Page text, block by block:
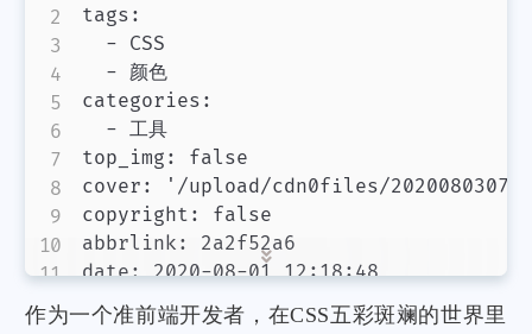
tags:
  - CSS
  - 颜色
categories:
  - 工具
top_img: false
cover: '/upload/cdn0files/
copyright: false
abbrlink: 2a2f52a6
date: 2020-08-01 12:18:48
作为一个准前端开发者，在CSS五彩斑斓的世界里